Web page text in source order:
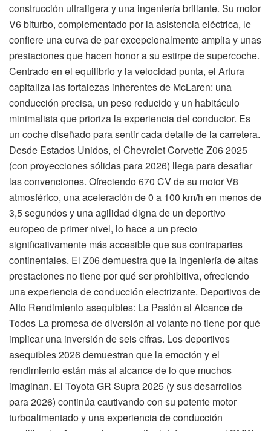
construcción ultraligera y una ingeniería brillante. Su motor
V6 biturbo, complementado por la asistencia eléctrica, le
confiere una curva de par excepcionalmente amplia y unas
prestaciones que hacen honor a su estirpe de supercoche.
Centrado en el equilibrio y la velocidad punta, el Artura
capitaliza las fortalezas inherentes de McLaren: una
conducción precisa, un peso reducido y un habitáculo
minimalista que prioriza la experiencia del conductor. Es
un coche diseñado para sentir cada detalle de la carretera.
Desde Estados Unidos, el Chevrolet Corvette Z06 2025
(con proyecciones sólidas para 2026) llega para desafiar
las convenciones. Ofreciendo 670 CV de su motor V8
atmosférico, una aceleración de 0 a 100 km/h en menos de
3,5 segundos y una agilidad digna de un deportivo
europeo de primer nivel, lo hace a un precio
significativamente más accesible que sus contrapartes
continentales. El Z06 demuestra que la ingeniería de altas
prestaciones no tiene por qué ser prohibitiva, ofreciendo
una experiencia de conducción electrizante. Deportivos de
Alto Rendimiento asequibles: La Pasión al Alcance de
Todos La promesa de diversión al volante no tiene por qué
implicar una inversión de seis cifras. Los deportivos
asequibles 2026 demuestran que la emoción y el
rendimiento están más al alcance de lo que muchos
imaginan. El Toyota GR Supra 2025 (y sus desarrollos
para 2026) continúa cautivando con su potente motor
turboalimentado y una experiencia de conducción